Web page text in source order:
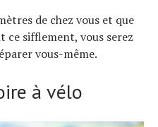
de chez vous et que
ce sifflement, vous serez
vous-même.
à vélo